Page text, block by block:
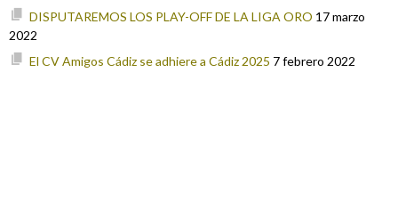
DISPUTAREMOS LOS PLAY-OFF DE LA LIGA ORO 17 marzo
2022
El CV Amigos Cádiz se adhiere a Cádiz 2025 7 febrero 2022